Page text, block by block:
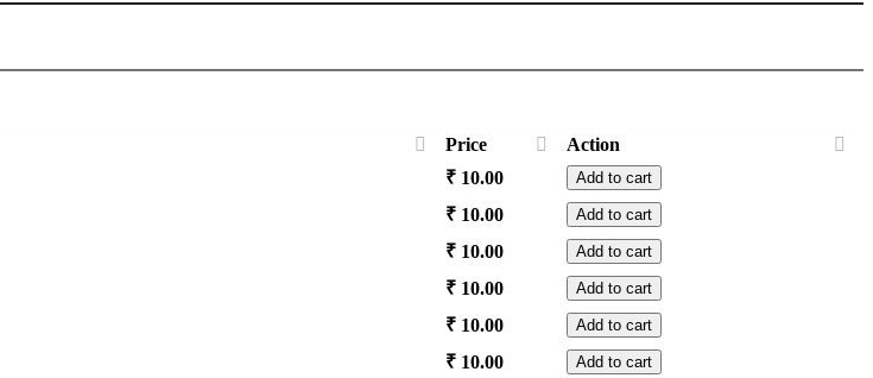
Price
Action
₹ 10.00
Pushpanjali
quantity
Add to cart
₹ 10.00
Malar
Nivedyam
quantity
Add to cart
₹ 10.00
Thakit
Pooja
quantity
Add to cart
₹ 10.00
Maala
Pooja
quantity
Add to cart
₹ 10.00
Pattucharthal
quantity
Add to cart
₹ 10.00
Vilakku
Add to cart